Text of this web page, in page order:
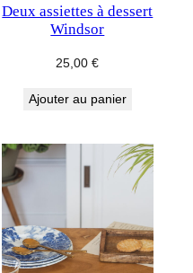
Deux assiettes à dessert
Windsor
25,00€
Ajouter au panier